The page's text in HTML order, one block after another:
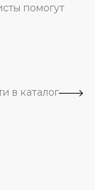
помогут
в каталог